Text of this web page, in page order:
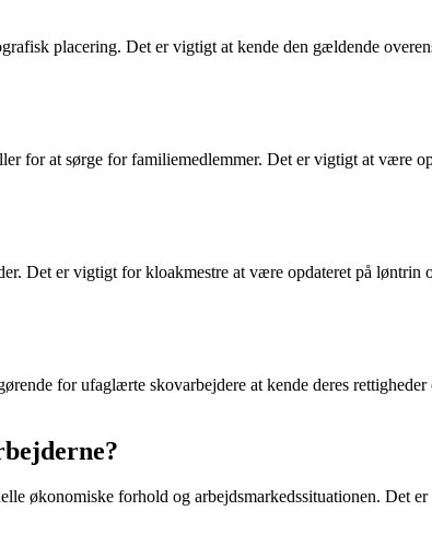
placering. Det er vigtigt at kende den gældende
for at sørge for familiemedlemmer. Det er vigtigt at være
Det er vigtigt for kloakmestre at være opdateret på løntrin
for ufaglærte skovarbejdere at kende deres
økonomiske forhold og arbejdsmarkedssituationen. Det